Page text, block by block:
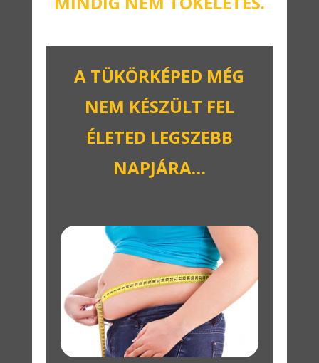
A TÜKÖRKÉPED MÉG
NEM KÉSZÜLT FEL
ÉLETED LEGSZEBB
NAPJÁRA…